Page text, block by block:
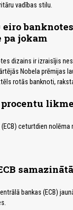
vadības stilu.
eiro
pa jokam
dizains ir izraisījis
Nobela prēmijas
rotās banknoti,
procentu
(ECB) ceturtdien
bankas (ECB)